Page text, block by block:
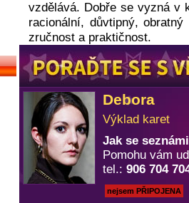
vzdělává. Dobře se vyzná v
racionální, důvtipný,
zručnost a praktičnost.
Debora
Výklad karet
Jak se
Pomohu vám
tel.: 906 704
nejsem PŘIPOJENA